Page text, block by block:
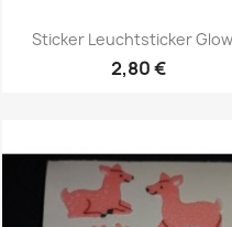
Sticker Leuchtsticker
2,80 €